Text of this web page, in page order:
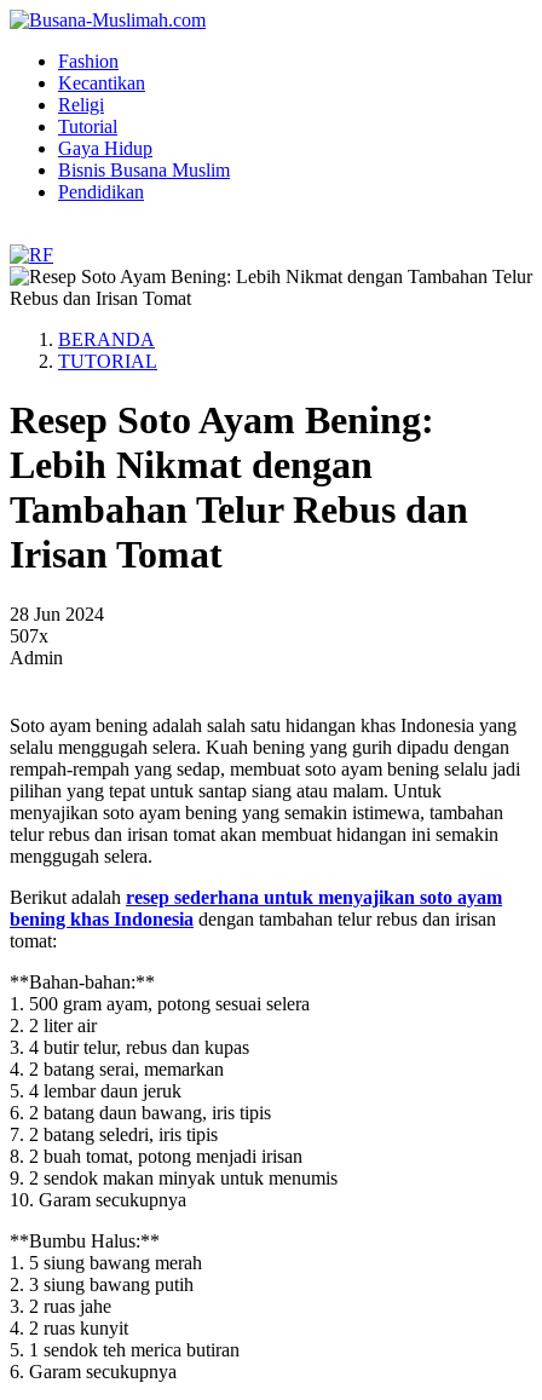
Fashion
Kecantikan
Religi
Tutorial
Gaya Hidup
Bisnis Busana Muslim
Pendidikan
BERANDA
TUTORIAL
Resep Soto Ayam Bening:
Lebih Nikmat dengan
Tambahan Telur Rebus dan
Irisan Tomat
28 Jun 2024
507x
Admin
Soto ayam bening adalah salah satu hidangan khas Indonesia yang
selalu menggugah selera. Kuah bening yang gurih dipadu dengan
rempah-rempah yang sedap, membuat soto ayam bening selalu jadi
pilihan yang tepat untuk santap siang atau malam. Untuk
menyajikan soto ayam bening yang semakin istimewa, tambahan
telur rebus dan irisan tomat akan membuat hidangan ini semakin
menggugah selera.
Berikut adalah resep sederhana untuk menyajikan soto ayam
bening khas Indonesia dengan tambahan telur rebus dan irisan
tomat:
**Bahan-bahan:**
1. 500 gram ayam, potong sesuai selera
2. 2 liter air
3. 4 butir telur, rebus dan kupas
4. 2 batang serai, memarkan
5. 4 lembar daun jeruk
6. 2 batang daun bawang, iris tipis
7. 2 batang seledri, iris tipis
8. 2 buah tomat, potong menjadi irisan
9. 2 sendok makan minyak untuk menumis
10. Garam secukupnya
**Bumbu Halus:**
1. 5 siung bawang merah
2. 3 siung bawang putih
3. 2 ruas jahe
4. 2 ruas kunyit
5. 1 sendok teh merica butiran
6. Garam secukupnya